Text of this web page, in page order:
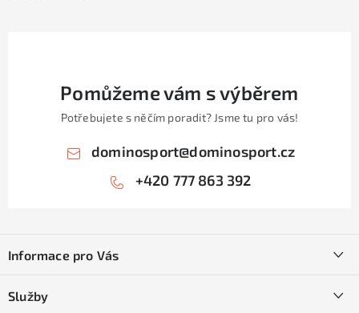
Pomůžeme vám s výběrem
Potřebujete s něčím poradit? Jsme tu pro vás!
dominosport@dominosport.cz
+420 777 863 392
pInformace pro Vás
Služby